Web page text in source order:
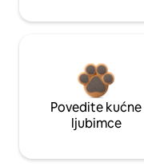
Povedite kućne
ljubimce